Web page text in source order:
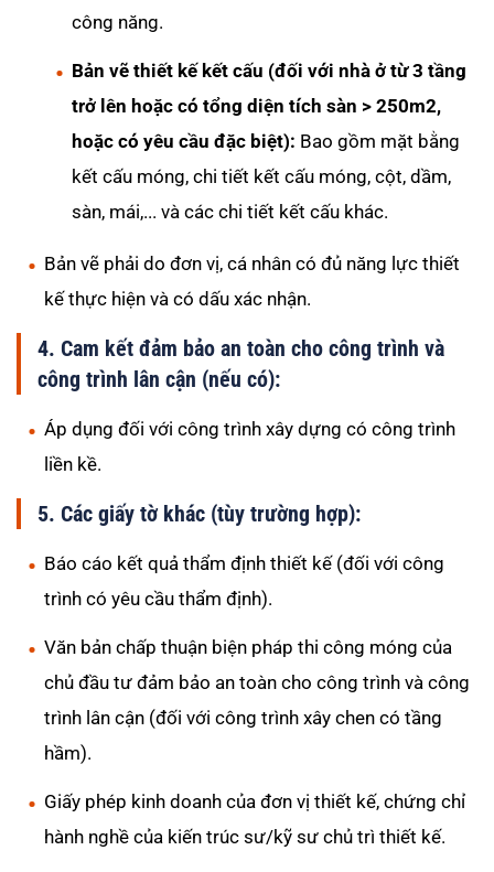
công năng.
Bản vẽ thiết kế kết cấu (đối với nhà ở từ 3 tầng
trở lên hoặc có tổng diện tích sàn > 250m2,
hoặc có yêu cầu đặc biệt): Bao gồm mặt bằng
kết cấu móng, chi tiết kết cấu móng, cột, dầm,
sàn, mái,... và các chi tiết kết cấu khác.
Bản vẽ phải do đơn vị, cá nhân có đủ năng lực thiết
kế thực hiện và có dấu xác nhận.
4. Cam kết đảm bảo an toàn cho công trình và
công trình lân cận (nếu có):
Áp dụng đối với công trình xây dựng có công trình
liền kề.
5. Các giấy tờ khác (tùy trường hợp):
Báo cáo kết quả thẩm định thiết kế (đối với công
trình có yêu cầu thẩm định).
Văn bản chấp thuận biện pháp thi công móng của
chủ đầu tư đảm bảo an toàn cho công trình và công
trình lân cận (đối với công trình xây chen có tầng
hầm).
Giấy phép kinh doanh của đơn vị thiết kế, chứng chỉ
hành nghề của kiến trúc sư/kỹ sư chủ trì thiết kế.